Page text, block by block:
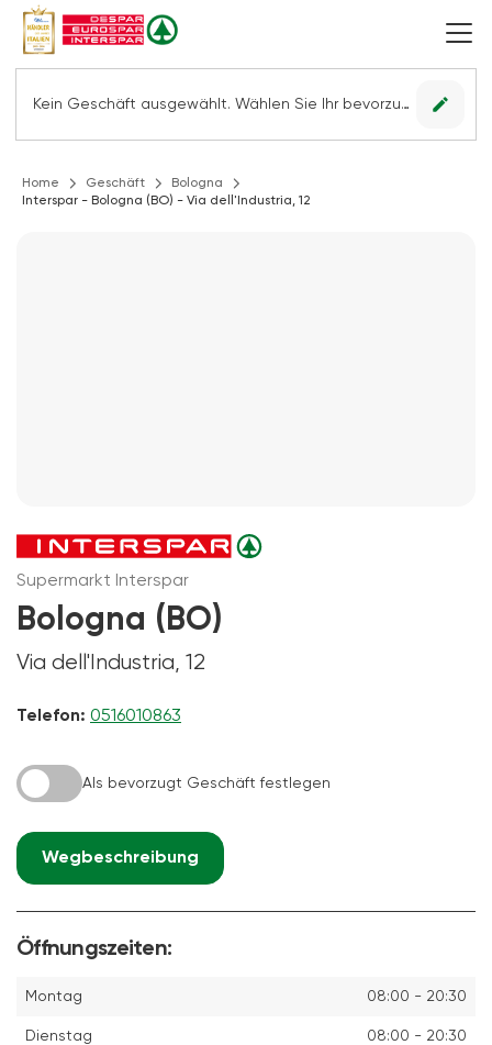
Kein Geschäft ausgewählt. Wählen Sie Ihr bevorzugtes Geschäft, um alle Angebote sehen zu können. edit
Home Geschäft
Bologna
Interspar - Bologna (BO) - Via dell'Industria, 12
Supermarkt Interspar
Bologna (BO)
Via dell'Industria, 12
Telefon: 0516010863
Als bevorzugt Geschäft festlegen
Wegbeschreibung
Öffnungszeiten:
Montag 08:00 - 20:30
Dienstag 08:00 - 20:30